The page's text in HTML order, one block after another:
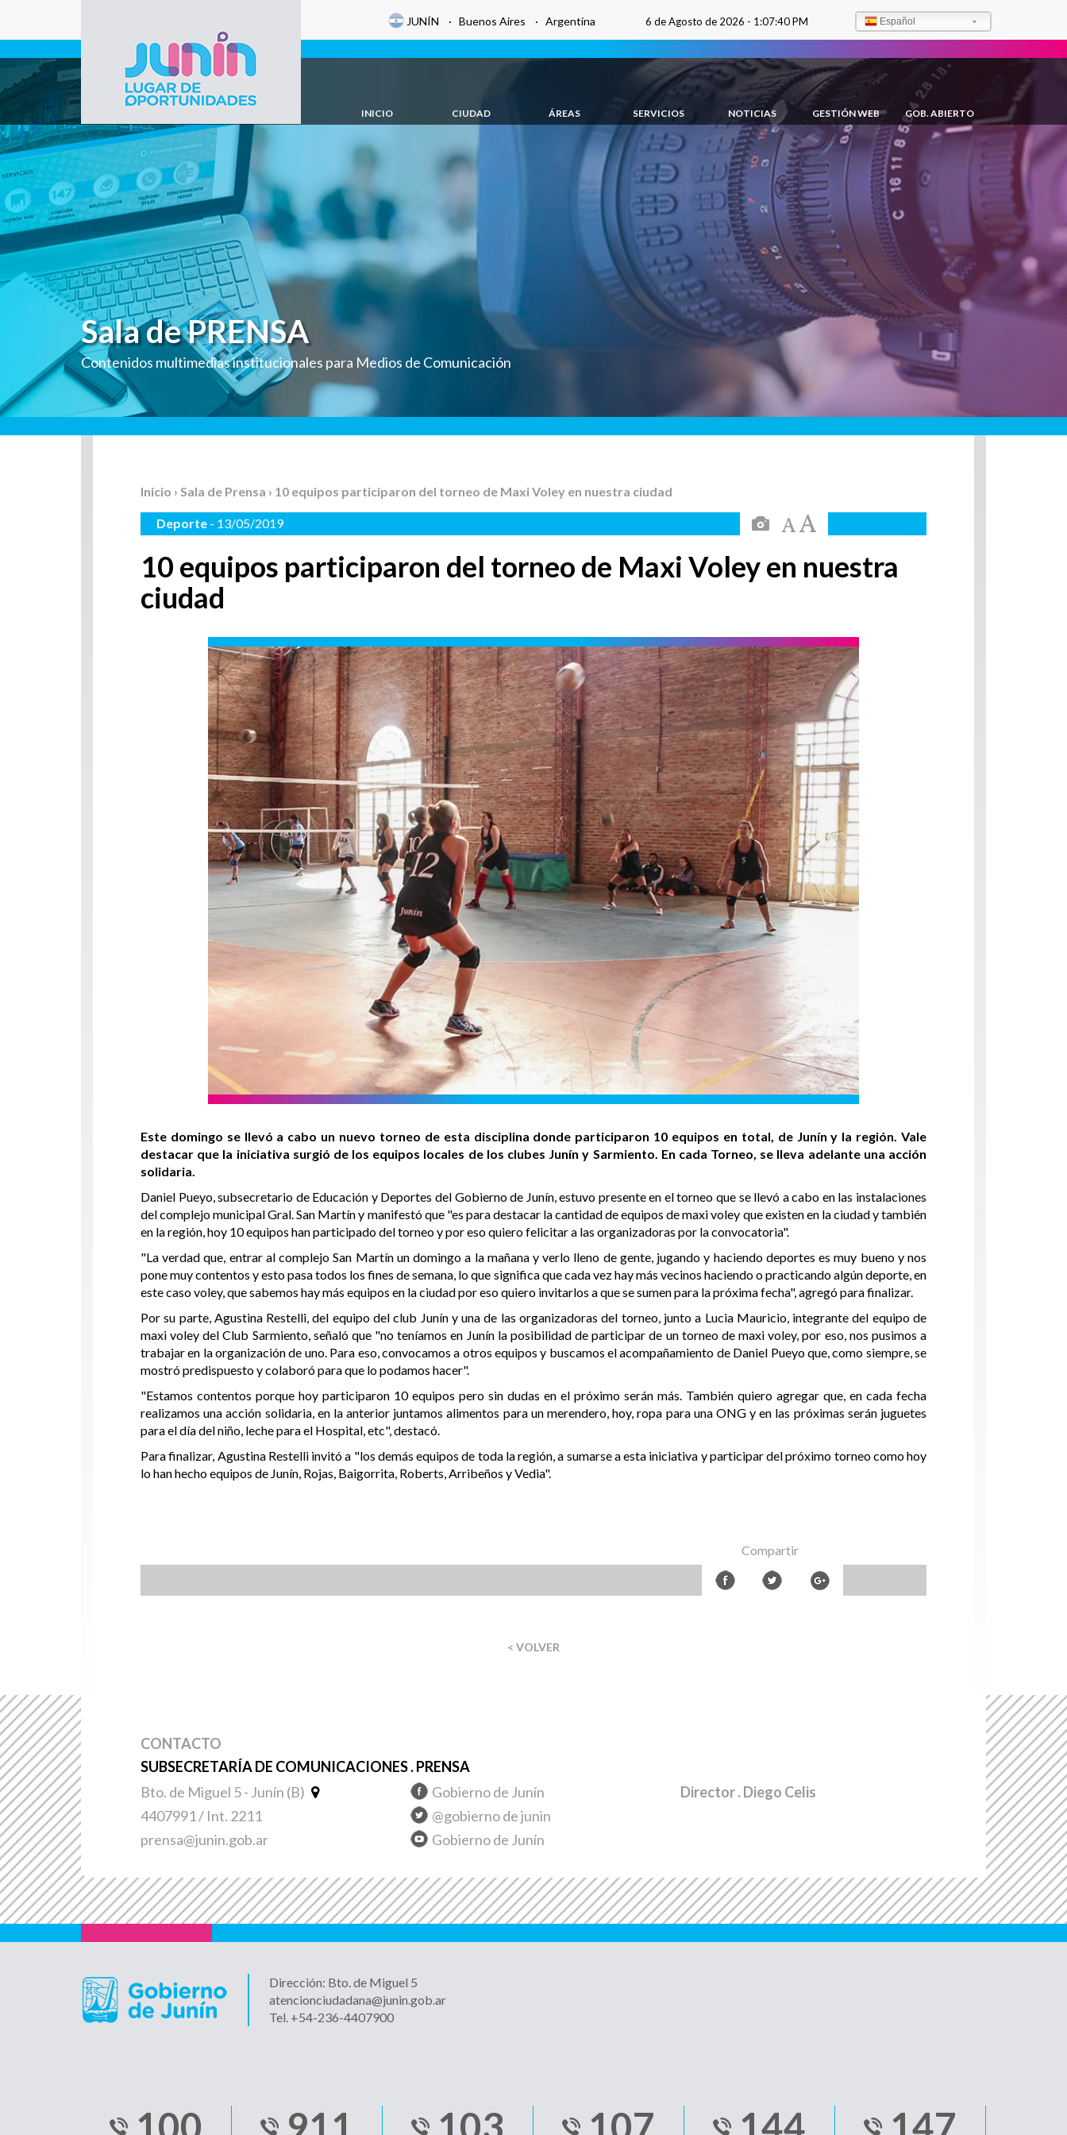
Gobierno de
Junín
JUNÍN · Buenos Aires · Argentina 6 de Agosto de 2026 - 1:07:42 PM Español
INICIO CIUDAD ÁREAS SERVICIOS NOTICIAS GESTIÓN WEB GOB. ABIERTO
Sala de PRENSA
Contenidos multimedias institucionales para Medios de Comunicación
Inicio › Sala de Prensa › 10 equipos participaron del torneo de Maxi Voley en nuestra ciudad
Deporte - 13/05/2019
10 equipos participaron del torneo de Maxi Voley en nuestra
ciudad
Este domingo se llevó a cabo un nuevo torneo de esta disciplina donde participaron 10 equipos en total, de Junín y la región. Vale
destacar que la iniciativa surgió de los equipos locales de los clubes Junín y Sarmiento. En cada Torneo, se lleva adelante una acción
solidaria.
Daniel Pueyo, subsecretario de Educación y Deportes del Gobierno de Junín, estuvo presente en el torneo que se llevó a cabo en las instalaciones
del complejo municipal Gral. San Martín y manifestó que "es para destacar la cantidad de equipos de maxi voley que existen en la ciudad y también
en la región, hoy 10 equipos han participado del torneo y por eso quiero felicitar a las organizadoras por la convocatoria".
"La verdad que, entrar al complejo San Martín un domingo a la mañana y verlo lleno de gente, jugando y haciendo deportes es muy bueno y nos
pone muy contentos y esto pasa todos los fines de semana, lo que significa que cada vez hay más vecinos haciendo o practicando algún deporte, en
este caso voley, que sabemos hay más equipos en la ciudad por eso quiero invitarlos a que se sumen para la próxima fecha", agregó para finalizar.
Por su parte, Agustina Restelli, del equipo del club Junín y una de las organizadoras del torneo, junto a Lucia Mauricio, integrante del equipo de
maxi voley del Club Sarmiento, señaló que "no teníamos en Junín la posibilidad de participar de un torneo de maxi voley, por eso, nos pusimos a
trabajar en la organización de uno. Para eso, convocamos a otros equipos y buscamos el acompañamiento de Daniel Pueyo que, como siempre, se
mostró predispuesto y colaboró para que lo podamos hacer".
"Estamos contentos porque hoy participaron 10 equipos pero sin dudas en el próximo serán más. También quiero agregar que, en cada fecha
realizamos una acción solidaria, en la anterior juntamos alimentos para un merendero, hoy, ropa para una ONG y en las próximas serán juguetes
para el día del niño, leche para el Hospital, etc", destacó.
Para finalizar, Agustina Restelli invitó a "los demás equipos de toda la región, a sumarse a esta iniciativa y participar del próximo torneo como hoy
lo han hecho equipos de Junín, Rojas, Baigorrita, Roberts, Arribeños y Vedia".
Compartir
< VOLVER
CONTACTO
SUBSECRETARÍA DE COMUNICACIONES . PRENSA
Bto. de Miguel 5 - Junín (B)
4407991 / Int. 2211
prensa@junin.gob.ar
Gobierno de Junín
@gobierno de junin
Gobierno de Junín
Director. Diego Celis
Dirección: Bto. de Miguel 5
atencionciudadana@junin.gob.ar
Tel. +54-236-4407900
100 911 103 107 144 147